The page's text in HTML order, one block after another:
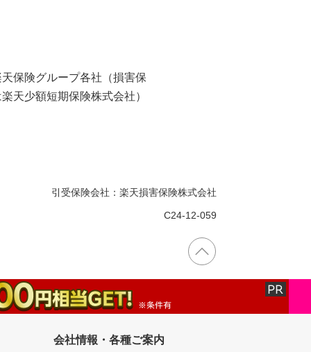
保険グループ各社（損害保
天少額短期保険株式会社）
引受保険会社：楽天損害保険株式会社
C24-12-059
会社情報・各種ご案内